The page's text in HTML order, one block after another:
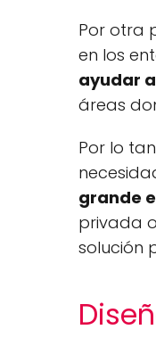
Por otra
en los
ayudar
áreas
Por lo
grande
privada
solución